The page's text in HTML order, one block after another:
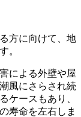
方に向けて、地
。
による外壁や屋
風にさらされ続
ケースもあり、
寿命を左右しま